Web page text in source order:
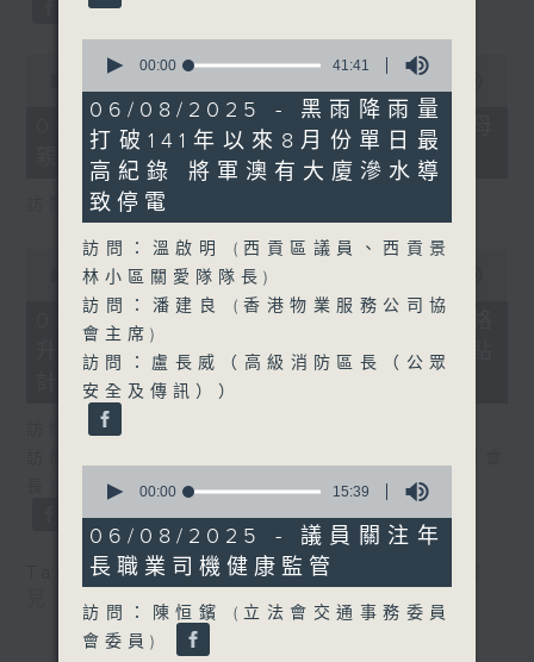
minutes,
seconds
06/08/2026 - 5歲男童被虐致死 母
親誤殺及殘酷對待兒童罪成判囚22年
訪問：陳文宜（社福界立法會議員 ）
seconds
minutes,
seconds
00:00
06/08/2026 - 議員關注教科書價格
升幅對基層影響 提優化學校書簿津貼
計劃等建議
訪問：鄧飛（教育界立法會議員）
兒童權利 ,教科書 ,教育
seconds
41
minutes,
41
seconds
00:00 41:41
06/08/2025 - 黑雨降雨量
打破141年以來8月份單日最
高紀錄 將軍澳有大廈滲水導
致停電
訪問：溫啟明 (西貢區議員、西貢景
林小區關愛隊隊長)
訪問：潘建良 (香港物業服務公司協
會主席)
訪問：盧長威（高級消防區長（公眾
安全及傳訊））
seconds
15
minutes,
39
seconds
00:00 15:39
06/08/2025 - 議員關注年
長職業司機健康監管
訪問：陳恒鑌 (立法會交通事務委員
會委員)